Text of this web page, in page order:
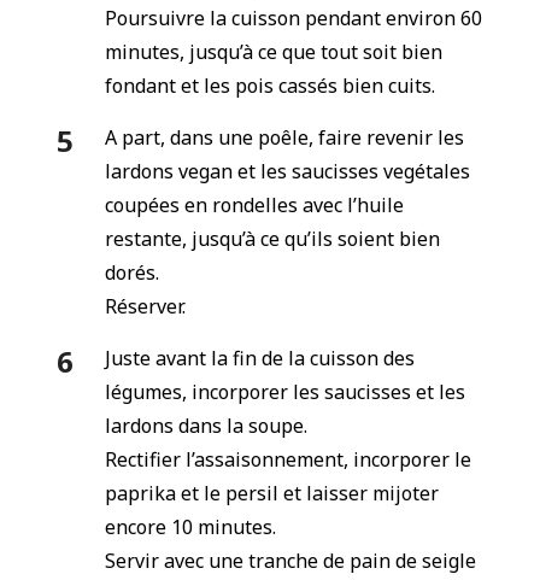
Poursuivre la cuisson pendant environ 60
minutes, jusqu’à ce que tout soit bien
fondant et les pois cassés bien cuits.
A part, dans une poêle, faire revenir les
lardons vegan et les saucisses vegétales
coupées en rondelles avec l’huile
restante, jusqu’à ce qu’ils soient bien
dorés.
Réserver.
Juste avant la fin de la cuisson des
légumes, incorporer les saucisses et les
lardons dans la soupe.
Rectifier l’assaisonnement, incorporer le
paprika et le persil et laisser mijoter
encore 10 minutes.
Servir avec une tranche de pain de seigle